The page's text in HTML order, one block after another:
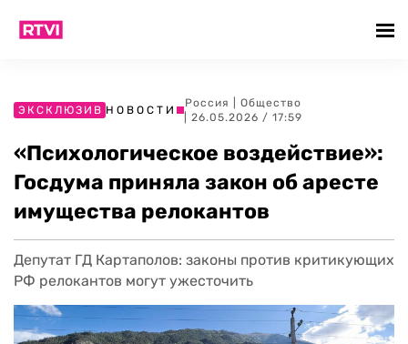
ЭКСКЛЮЗИВ НОВОСТИ
Россия
Общество
| 26.05.2026 / 17:59
«Психологическое воздействие»:
Госдума приняла закон об аресте
имущества релокантов
Депутат ГД Картаполов: законы против критикующих
РФ релокантов могут ужесточить